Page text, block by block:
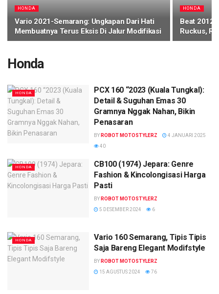
HONDA
Vario 2021-Semarang: Ungkapan Dari Hati
Membuatnya Terus Eksis Di Jalur Modifikasi
HONDA
Beat 2012
Ruckus,
Honda
HONDA
PCX 160 “2023 (Kuala Tungkal):
Detail & Suguhan Emas 30
Gramnya Nggak Nahan, Bikin
Penasaran
BY ROBOT MOTOSTYLERZ
4 JANUARI 2025
40
HONDA
CB100 (1974) Jepara: Genre
Fashion & Kincolongisasi Harga
Pasti
BY ROBOT MOTOSTYLERZ
5 DESEMBER 2024
6
HONDA
Vario 160 Semarang, Tipis Tipis
Saja Bareng Elegant Modifstyle
BY ROBOT MOTOSTYLERZ
15 AGUSTUS 2024
76